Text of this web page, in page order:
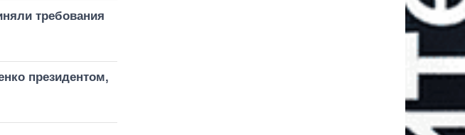
требования
президентом,